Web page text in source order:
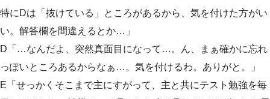
特にDは「抜けている」ところがあるから、気を付けた方がい
い。解答欄を間違えるとか…」
D「…なんだよ、突然真面目になって…。ん、まぁ確かに忘れ
っぽいところあるからなぁ…。気を付けるわ。ありがと。」
E「せっかくそこまで主にすがって、主と共にテスト勉強を毎